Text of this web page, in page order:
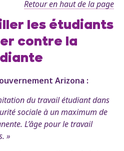
Retour en haut de la page
les étudiants
contre la
Arizona :
du travail étudiant dans
sociale à un maximum de
L’âge pour le travail
»